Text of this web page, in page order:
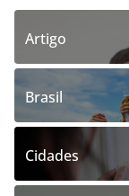
Artigo
Brasil
Cidades